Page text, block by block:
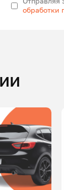
обработки